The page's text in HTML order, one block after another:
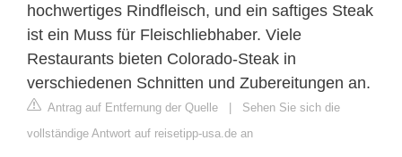
hochwertiges Rindfleisch, und ein saftiges Steak
ist ein Muss für Fleischliebhaber. Viele
Restaurants bieten Colorado-Steak in
verschiedenen Schnitten und Zubereitungen an.
Antrag auf Entfernung der Quelle | Sehen Sie sich die
vollständige Antwort auf reisetipp-usa.de an